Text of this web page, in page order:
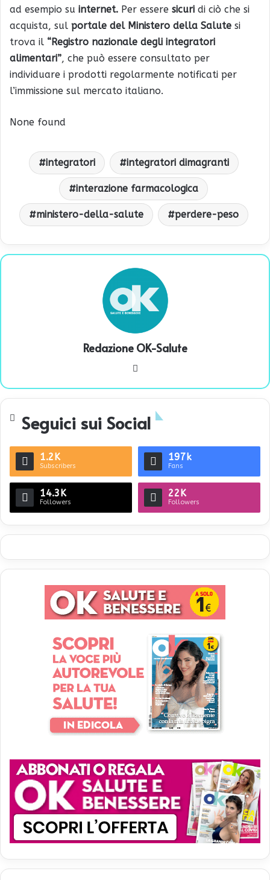
ad esempio su internet. Per essere sicuri di ciò che si
acquista, sul portale del Ministero della Salute si
trova il “Registro nazionale degli integratori
alimentari”, che può essere consultato per
individuare i prodotti regolarmente notificati per
l’immissione sul mercato italiano.
None found
integratori integratori dimagranti
interazione farmacologica
ministero-della-salute perdere-peso
Redazione OK-Salute
te
Seguici sui Social
1.2K
Subscribers
197k
Fans
14.3K
Followers
22K
Followers